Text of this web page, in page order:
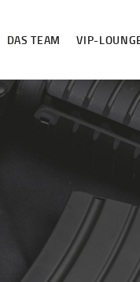
DAS TEAM VIP-